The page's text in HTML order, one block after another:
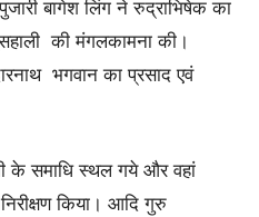
बागेश लिंग ने रुद्राभिषेक का
की मंगलकामना की।
भगवान का प्रसाद एवं
के समाधि स्थल गये और वहां
किया। आदि गुरु